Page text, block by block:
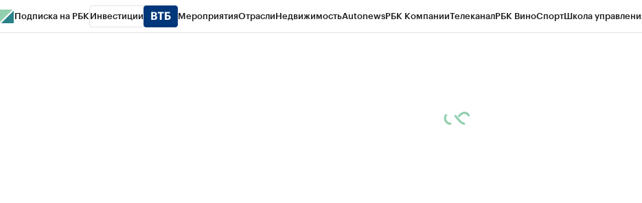
Подписка на РБК Инвестиции МероприятияОтраслиНедвижимостьAutonewsРБК КомпанииТелеканалРБК ВиноСпортШкола